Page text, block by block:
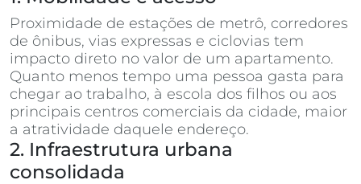
Proximidade de estações de metrô, corredores
de ônibus, vias expressas e ciclovias tem
impacto direto no valor de um apartamento.
Quanto menos tempo uma pessoa gasta para
chegar ao trabalho, à escola dos filhos ou aos
principais centros comerciais da cidade, maior
a atratividade daquele endereço.
2. Infraestrutura urbana
consolidada